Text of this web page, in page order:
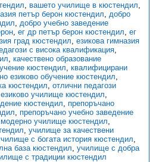
, вашето училище в кюстендил,
петър берон кюстендил, добро
, добро учебно заведение
, ег др петър берон кюстендил, ег
град кюстендил, езикова гимназия
с висока квалификация,
, качествено образование
кюстендил, квалифицирани
езиково обучение кюстендил,
кюстендил, отлични педагози
училище кюстендил,
кюстендил, препоръчано
, препоръчано учебно заведение
училище кюстендил,
, училище за качествени
с богата история кюстендил,
база кюстендил, училище с добра
с традиции кюстендил